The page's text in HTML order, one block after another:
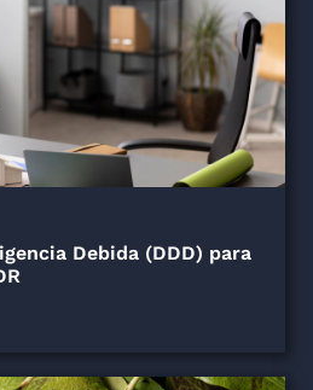
Debida (DDD) para